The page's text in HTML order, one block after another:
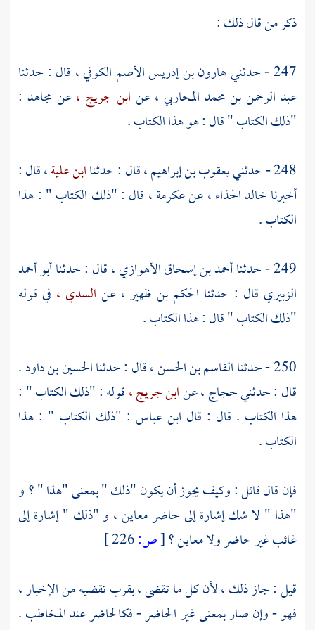
ذكر من قال ذلك :
247 - حدثني
هارون بن إدريس الأصم الكوفي، قال : حدثنا
عبد الرحمن بن محمد المحاربي ، عن ابن جريج ،عن مجاهد :
"ذلك الكتاب " قال : هو هذا الكتاب .
248 - حدثني
يعقوب بن إبراهيم، قال : حدثناابن علية، قال :
أخبرنا خالد الحذاء، عنعكرمة، قال : "ذلك الكتاب " : هذا
الكتاب .
249 - حدثنا
أحمد بن إسحاق الأهوازي، قال : حدثناأبو أحمد
الزبيري قال : حدثنا الحكم بن ظهير ، عن السدي ، في قوله
"ذلك الكتاب " قال : هذا الكتاب .
250 - حدثنا
القاسم بن الحسن، قال : حدثناالحسين بن داود.
قال : حدثنيحجاج ،عنابن جريج ،قوله : "ذلك الكتاب " :
هذا الكتاب . قال : قال ابن عباس : "ذلك الكتاب " : هذا
الكتاب .
فإن قال قائل : وكيف يجوز أن يكون "ذلك " بمعنى "هذا " ؟ و
"هذا " لا شك إشارة إلى حاضر معاين ، و "ذلك " إشارة إلى
غائب غير حاضر ولا معاين ؟[ص:
قيل : جاز ذلك ، لأن كل ما تقضى ، بقرب تقضيه من الإخبار ،
فهو - وإن صار بمعنى غير الحاضر - فكالحاضر عند المخاطب .